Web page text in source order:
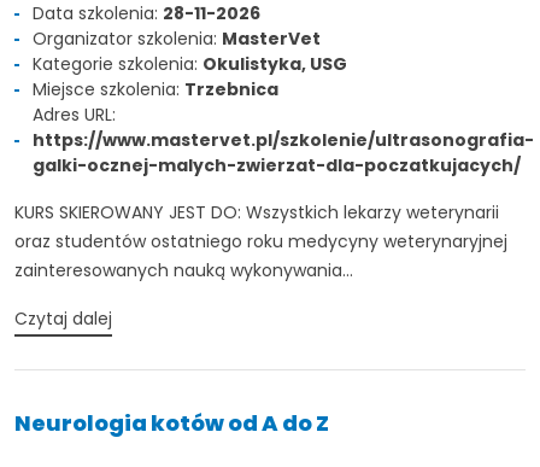
Data szkolenia: 28-11-2026
Organizator szkolenia: MasterVet
Kategorie szkolenia: Okulistyka, USG
Miejsce szkolenia: Trzebnica
Adres URL:
https://www.mastervet.pl/szkolenie/ultrasonografia-
galki-ocznej-malych-zwierzat-dla-poczatkujacych/
KURS SKIEROWANY JEST DO: Wszystkich lekarzy weterynarii
oraz studentów ostatniego roku medycyny weterynaryjnej
zainteresowanych nauką wykonywania...
Czytaj dalej
Neurologia kotów od A do Z